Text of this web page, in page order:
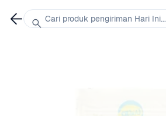
Cari produk pengiriman Hari Ini...